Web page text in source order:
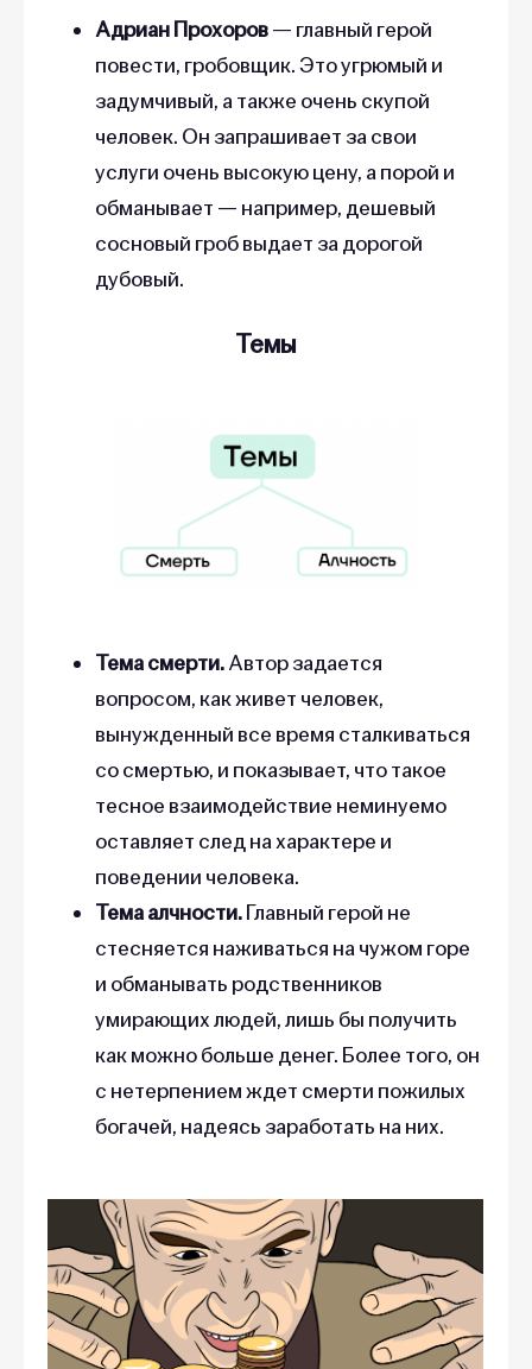
Адриан Прохоров— главный герой
повести, гробовщик. Это угрюмый и
задумчивый, а также очень скупой
человек. Он запрашивает за свои
услуги очень высокую цену, а порой и
обманывает — например, дешевый
сосновый гроб выдает за дорогой
дубовый.
Темы
Тема смерти.Автор задается
вопросом, как живет человек,
вынужденный все время сталкиваться
со смертью, и показывает, что такое
тесное взаимодействие неминуемо
оставляет след на характере и
поведении человека.
Тема алчности.Главный герой не
стесняется наживаться на чужом горе
и обманывать родственников
умирающих людей, лишь бы получить
как можно больше денег. Более того, он
с нетерпением ждет смерти пожилых
богачей, надеясь заработать на них.